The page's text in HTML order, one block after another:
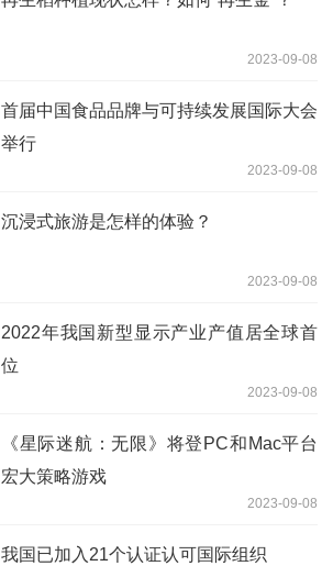
2023-09-08
首届中国食品品牌与可持续发展国际大会
举行
2023-09-08
沉浸式旅游是怎样的体验？
2023-09-08
2022年我国新型显示产业产值居全球首
位
2023-09-08
《星际迷航：无限》将登PC和Mac平台
宏大策略游戏
2023-09-08
我国已加入21个认证认可国际组织